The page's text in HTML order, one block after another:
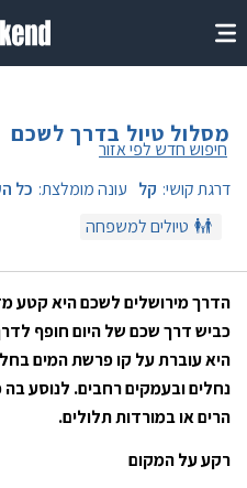
מסלול טיול בדרך לשכם
חיפוש חדש לפי אזור
הדרך מירושלים לשכם היא קטע
כביש דרך שכם של היום חופף
היא עוברת על קו פרשת המים
נחלים ובעמקים רחבים. לנוסע
הרים או במורדות תלולים.
דרגת קושי: קל עונה מומלצת: כל
טיולים למשפחה
רקע על המקום